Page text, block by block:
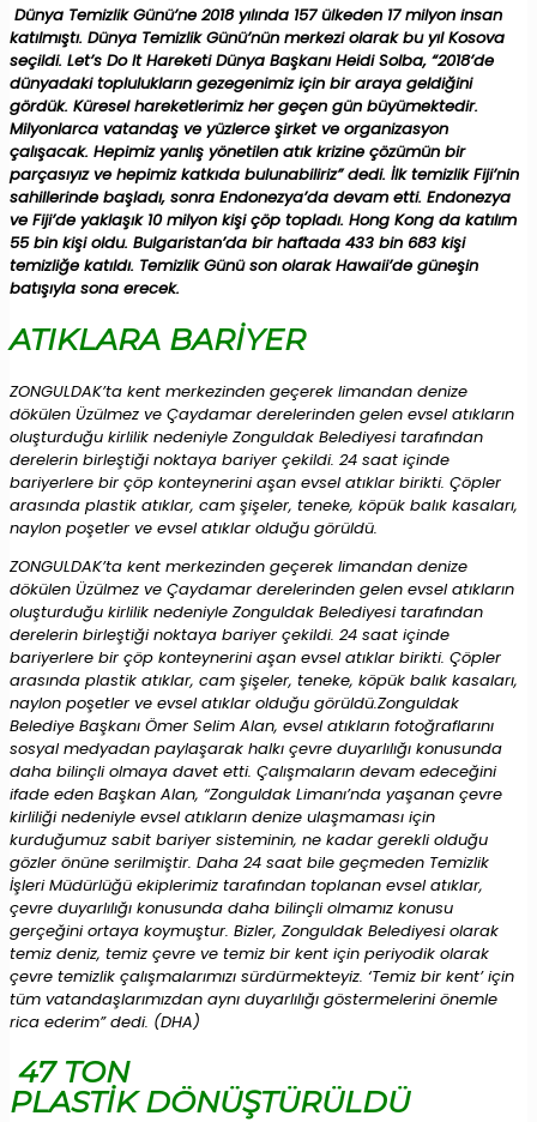
Dünya Temizlik Günü’ne 2018 yılında 157 ülkeden 17 milyon insan
katılmıştı. Dünya Temizlik Günü’nün merkezi olarak bu yıl Kosova
seçildi. Let’s Do It Hareketi Dünya Başkanı Heidi Solba, “2018’de
dünyadaki toplulukların gezegenimiz için bir araya geldiğini
gördük. Küresel hareketlerimiz her geçen gün büyümektedir.
Milyonlarca vatandaş ve yüzlerce şirket ve organizasyon
çalışacak. Hepimiz yanlış yönetilen atık krizine çözümün bir
parçasıyız ve hepimiz katkıda bulunabiliriz” dedi. İlk temizlik Fiji’nin
sahillerinde başladı, sonra Endonezya’da devam etti. Endonezya
ve Fiji’de yaklaşık 10 milyon kişi çöp topladı. Hong Kong da katılım
55 bin kişi oldu. Bulgaristan’da bir haftada 433 bin 683 kişi
temizliğe katıldı. Temizlik Günü son olarak Hawaii’de güneşin
batışıyla sona erecek.
ATIKLARA BARİYER
ZONGULDAK’ta kent merkezinden geçerek limandan denize
dökülen Üzülmez ve Çaydamar derelerinden gelen evsel atıkların
oluşturduğu kirlilik nedeniyle Zonguldak Belediyesi tarafından
derelerin birleştiği noktaya bariyer çekildi. 24 saat içinde
bariyerlere bir çöp konteynerini aşan evsel atıklar birikti. Çöpler
arasında plastik atıklar, cam şişeler, teneke, köpük balık kasaları,
naylon poşetler ve evsel atıklar olduğu görüldü.
ZONGULDAK’ta kent merkezinden geçerek limandan denize
dökülen Üzülmez ve Çaydamar derelerinden gelen evsel atıkların
oluşturduğu kirlilik nedeniyle Zonguldak Belediyesi tarafından
derelerin birleştiği noktaya bariyer çekildi. 24 saat içinde
bariyerlere bir çöp konteynerini aşan evsel atıklar birikti. Çöpler
arasında plastik atıklar, cam şişeler, teneke, köpük balık kasaları,
naylon poşetler ve evsel atıklar olduğu görüldü.Zonguldak
Belediye Başkanı Ömer Selim Alan, evsel atıkların fotoğraflarını
sosyal medyadan paylaşarak halkı çevre duyarlılığı konusunda
daha bilinçli olmaya davet etti. Çalışmaların devam edeceğini
ifade eden Başkan Alan, “Zonguldak Limanı’nda yaşanan çevre
kirliliği nedeniyle evsel atıkların denize ulaşmaması için
kurduğumuz sabit bariyer sisteminin, ne kadar gerekli olduğu
gözler önüne serilmiştir. Daha 24 saat bile geçmeden Temizlik
İşleri Müdürlüğü ekiplerimiz tarafından toplanan evsel atıklar,
çevre duyarlılığı konusunda daha bilinçli olmamız konusu
gerçeğini ortaya koymuştur. Bizler, Zonguldak Belediyesi olarak
temiz deniz, temiz çevre ve temiz bir kent için periyodik olarak
çevre temizlik çalışmalarımızı sürdürmekteyiz. ‘Temiz bir kent’ için
tüm vatandaşlarımızdan aynı duyarlılığı göstermelerini önemle
rica ederim” dedi. (DHA)
47 TON
PLASTİK DÖNÜŞTÜRÜLDÜ